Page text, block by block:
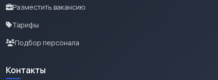
Разместить вакансию
Тарифы
Подбор персонала
Контакты